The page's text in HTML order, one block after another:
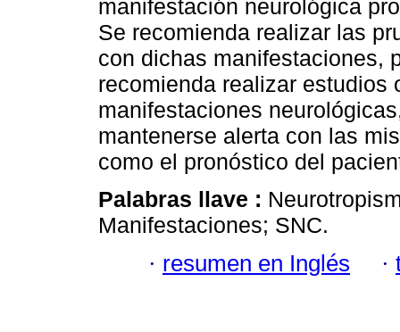
manifestación neurológica
Se recomienda realizar las
con dichas manifestaciones,
recomienda realizar estudios
manifestaciones
mantenerse alerta con las
como el pronóstico del
Palabras llave :
Manifestaciones; SNC.
· resumen en Inglés ·